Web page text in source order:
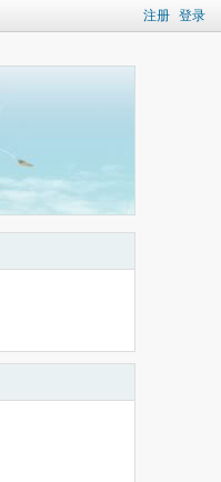
注册 登录